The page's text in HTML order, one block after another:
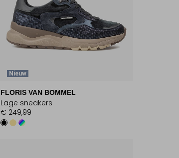
Nieuw
FLORIS VAN BOMMEL
Lage sneakers
€ 249,99